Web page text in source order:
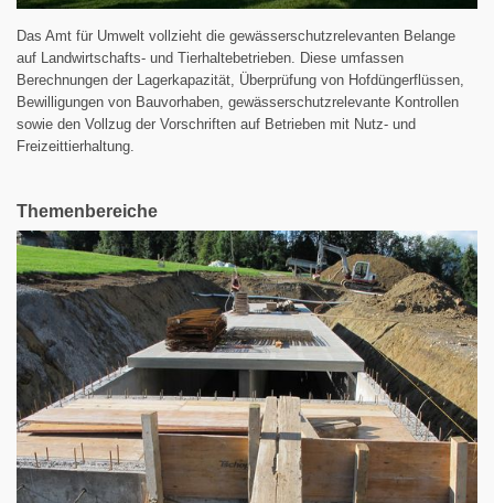
Das Amt für Umwelt vollzieht die gewässerschutzrelevanten Belange
auf Landwirtschafts- und Tierhaltebetrieben. Diese umfassen
Berechnungen der Lagerkapazität, Überprüfung von Hofdüngerflüssen,
Bewilligungen von Bauvorhaben, gewässerschutzrelevante Kontrollen
sowie den Vollzug der Vorschriften auf Betrieben mit Nutz- und
Freizeittierhaltung.
Themenbereiche